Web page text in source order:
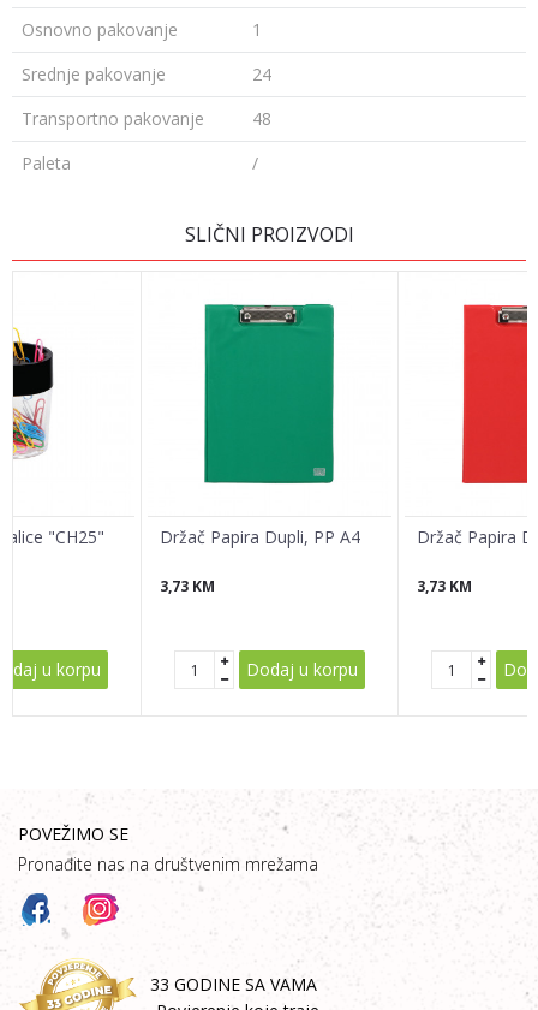
Osnovno pakovanje
1
Srednje pakovanje
24
Transportno pakovanje
48
Paleta
/
SLIČNI PROIZVODI
"CH25"
u korpu
Držač Papira Dupli, PP A4
3,73 KM
Dodaj u korpu
Držač Papira
3,73 KM
POVEŽIMO SE
Pronađite nas na društvenim mrežama
33 GODINE SA VAMA